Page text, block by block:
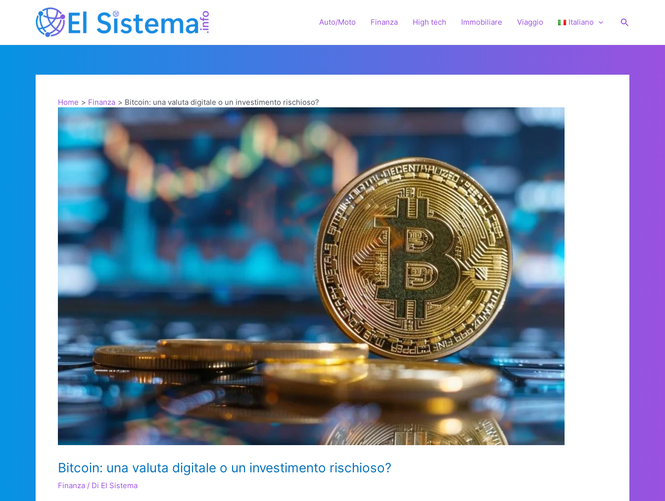
Auto/Moto Finanza High tech Immobiliare Viaggio Italiano Cerca
Home Finanza Bitcoin: una valuta digitale o un investimento rischioso?
Bitcoin: una valuta digitale o un investimento rischioso?
Finanza / Di El Sistema